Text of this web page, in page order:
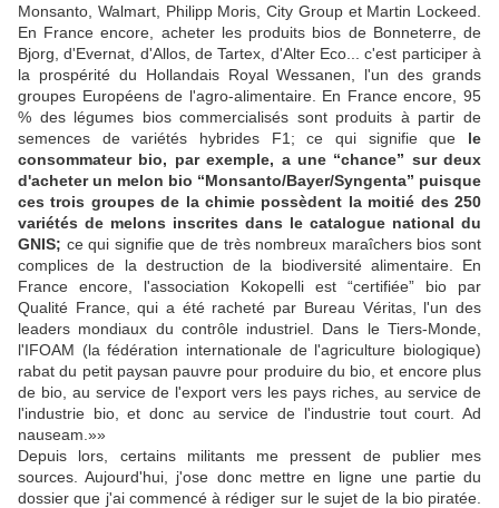
Monsanto, Walmart, Philipp Moris, City Group et Martin Lockeed.
En France encore, acheter les produits bios de Bonneterre, de
Bjorg, d'Evernat, d'Allos, de Tartex, d'Alter Eco... c'est participer à
la prospérité du Hollandais Royal Wessanen, l'un des grands
groupes Européens de l'agro-alimentaire. En France encore, 95
% des légumes bios commercialisés sont produits à partir de
semences de variétés hybrides F1; ce qui signifie que le
consommateur bio, par exemple, a une “chance” sur deux
d'acheter un melon bio “Monsanto/Bayer/Syngenta” puisque
ces trois groupes de la chimie possèdent la moitié des 250
variétés de melons inscrites dans le catalogue national du
GNIS; ce qui signifie que de très nombreux maraîchers bios sont
complices de la destruction de la biodiversité alimentaire. En
France encore, l'association Kokopelli est “certifiée” bio par
Qualité France, qui a été racheté par Bureau Véritas, l'un des
leaders mondiaux du contrôle industriel. Dans le Tiers-Monde,
l'IFOAM (la fédération internationale de l'agriculture biologique)
rabat du petit paysan pauvre pour produire du bio, et encore plus
de bio, au service de l'export vers les pays riches, au service de
l'industrie bio, et donc au service de l'industrie tout court. Ad
nauseam.»
Depuis lors, certains militants me pressent de publier mes
sources. Aujourd'hui, j'ose donc mettre en ligne une partie du
dossier que j'ai commencé à rédiger sur le sujet de la bio piratée.